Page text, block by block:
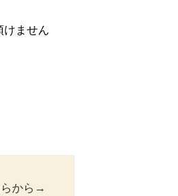
けません
らから→